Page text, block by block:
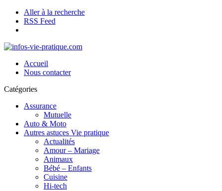
Aller à la recherche
RSS Feed
Accueil
Nous contacter
Catégories
Assurance
Mutuelle
Auto & Moto
Autres astuces Vie pratique
Actualités
Amour – Mariage
Animaux
Bébé – Enfants
Cuisine
Hi-tech